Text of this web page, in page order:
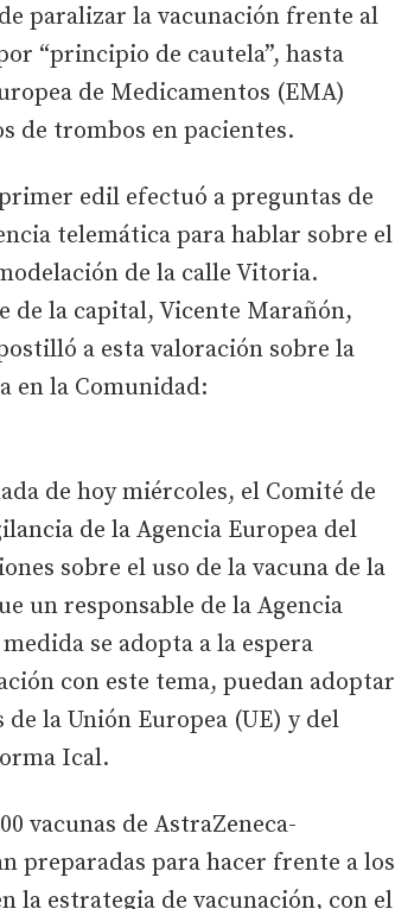
paralizar la vacunación frente al
“principio de cautela”, hasta
de Medicamentos (EMA)
de trombos en pacientes.
edil efectuó a preguntas de
telemática para hablar sobre el
de la calle Vitoria.
de la capital, Vicente Marañón,
a esta valoración sobre la
en la Comunidad:
de hoy miércoles, el Comité de
de la Agencia Europea del
sobre el uso de la vacuna de la
un responsable de la Agencia
se adopta a la espera
con este tema, puedan adoptar
la Unión Europea (UE) y del
Ical.
vacunas de AstraZeneca-
preparadas para hacer frente a los
la estrategia de vacunación, con el